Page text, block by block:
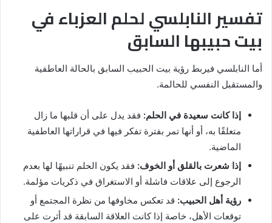
تفسير النابلسي لحلم العزباء في
بيت حبيبها السابق
أما النابلسي فيربط رؤية بيت الحبيب السابق بالحالة العاطفية
والمستقبل النفسي للحالمة.
إذا كانت سعيدة في الحلم: فقد يدل على أن قلبها ما زال
متعلقًا به، أو أنها تمر بفترة تفكر فيها في قراراتها العاطفية
الماضية.
إذا شعرت بالقلق أو الخوف: فقد يكون الحلم تنبيهًا لها بعدم
الرجوع إلى علاقات فاشلة أو الاستغراق في ذكريات مؤلمة.
رؤية أهل الحبيب: قد تعكس مخاوفها من نظرة المجتمع أو
توقعات الأهل، خاصة إذا كانت العلاقة السابقة قد أثرت على